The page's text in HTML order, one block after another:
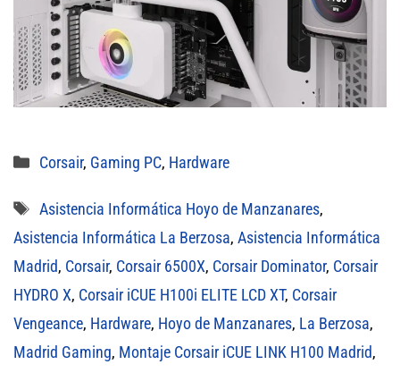
Categorías
Corsair, Gaming PC, Hardware
Etiquetas
Asistencia Informática Hoyo de Manzanares,
Asistencia Informática La Berzosa, Asistencia Informática
Madrid, Corsair, Corsair 6500X, Corsair Dominator, Corsair
HYDRO X, Corsair iCUE H100i ELITE LCD XT, Corsair
Vengeance, Hardware, Hoyo de Manzanares, La Berzosa,
Madrid Gaming, Montaje Corsair iCUE LINK H100 Madrid,